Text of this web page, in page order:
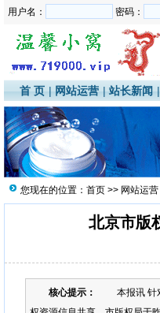
用户名： 密码：
首 页 |网站运营 |站长新闻
您现在的位置： 首页 >> 网站运营
北京市版
核心提示：
本报讯 针对